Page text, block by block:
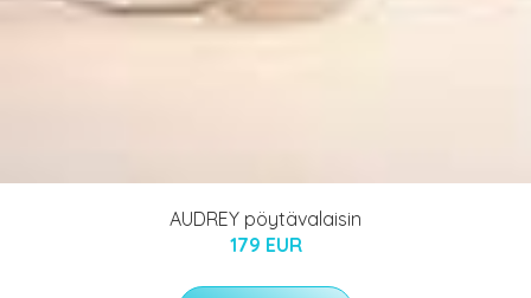
AUDREY pöytävalaisin
179 EUR